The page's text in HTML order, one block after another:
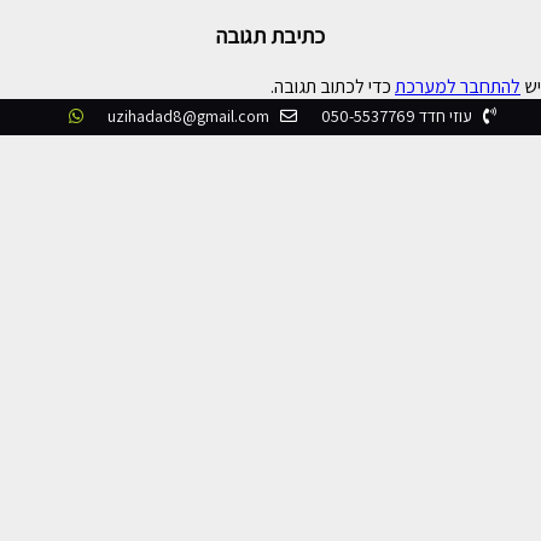
כתיבת תגובה
יש להתחבר למערכתכדי לכתוב תגובה.
עוזי חדד 050-5537769